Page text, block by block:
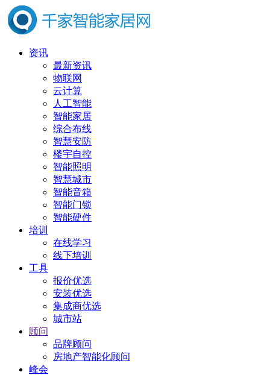
资讯
最新资讯
物联网
云计算
人工智能
智能家居
综合布线
智慧安防
楼宇自控
智能照明
智慧城市
智能音箱
智能门锁
智能硬件
培训
在线学习
线下培训
工具
报价优选
安装优选
集成商优选
城市站
顾问
品牌顾问
房地产智能化顾问
峰会